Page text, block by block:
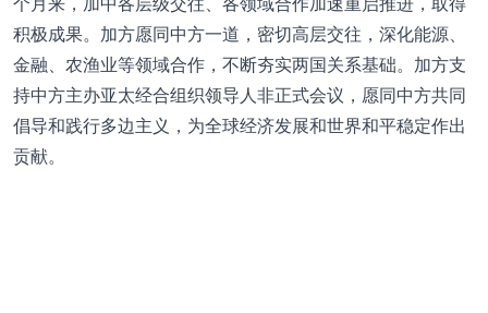
积极成果。加方愿同中方一道，密切高层交往，深化能源、
金融、农渔业等领域合作，不断夯实两国关系基础。加方支
持中方主办亚太经合组织领导人非正式会议，愿同中方共同
倡导和践行多边主义，为全球经济发展和世界和平稳定作出
贡献。